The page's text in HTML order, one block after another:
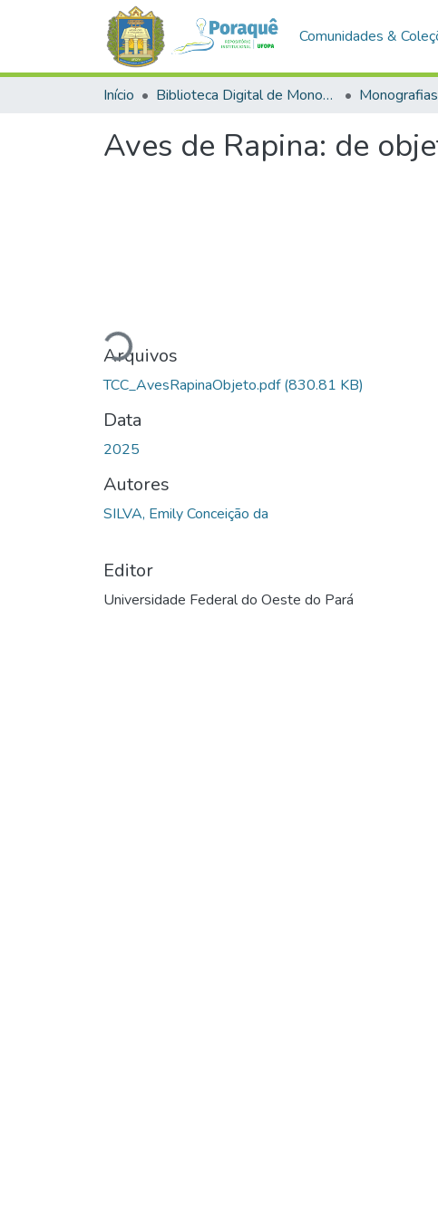
Comunidades &
Início Biblioteca Digital de Monografias (BDM)
Aves de Rapina: de
Carregando...
Arquivos
TCC_AvesRapinaObjeto.pdf(830.81 KB)
Data
2025
Autores
SILVA, Emily Conceição da
Editor
Universidade Federal do Oeste do Pará